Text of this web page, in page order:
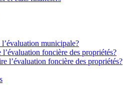
l’évaluation municipale?
foncière des propriétés?
l’évaluation foncière des propriétés?